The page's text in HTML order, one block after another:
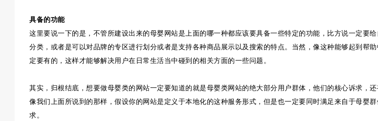
具备的功能
这里要说一下的是，不管所建设出来的母婴网站是上面的哪一种都应该要具备一些特定的功能，比方说一定要
分类，或者是可以对品牌的专区进行划分或者是支持各种商品展示以及搜索的特点。当然，像这种能够起到帮
定要有的，这样才能够解决用户在日常生活当中碰到的相关方面的一些问题。
其实，归根结底，想要做母婴类的网站一定要知道的就是母婴类网站的绝大部分用户群体，他们的核心诉求，
像我们上面所说到的那样，假设你的网站是定义于本地化的这种服务形式，但是也一定要同时满足来自于母婴
求。